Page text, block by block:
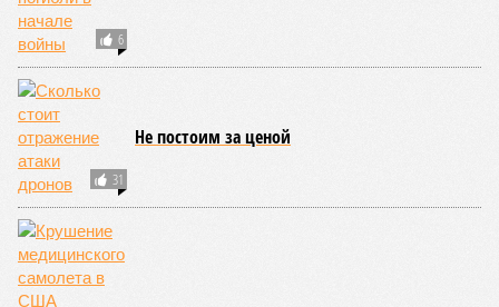
Причина ясна, но будущее в тумане
Получается, что бедная несчастная печень, вынужденная
переваривать вредную пищу и прочий алкоголь на
ежедневной основе, могла бы прожить десятки тысяч лет!
А вот мозг, от которого эта печень полностью зависит, – нет.
Согласно сколковской модели повреждение одних только
нейронов сокращает среднюю продолжительность жизни
до 194 лет, а повреждение клеток сердечной мышцы – до
208 лет. Эти результаты заставляют усомниться в мечтах
энтузиастов долголетия, таких как биохакер Брайан
Джонсон, который ежегодно тратит миллионы долларов на
попытки замедлить процесс старения и в конечном счёте